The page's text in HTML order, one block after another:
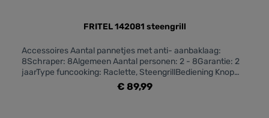
stijlvol uitzicht. De afneembare thermostaat met draaiknop
eenvoudig te verplaatsen en op te bergen. Bovendien is de
bakplaat voorzien van een antiaanbaklaag waardoor het
toestel ook onderhoudsvriendelijk is.
FRITEL 142081 steengrill
Accessoires Aantal pannetjes met anti- aanbaklaag:
8Schraper: 8Algemeen Aantal personen: 2 - 8Garantie: 2
jaarType funcooking: Raclette, SteengrillBediening Knop
Aan/Uit: JaEnergieverbruik Vermogen: 1500Fysieke
kenmerken Kleur: Grijs, ZwartMateriaal: InoxOnderkant in
€ 89,99